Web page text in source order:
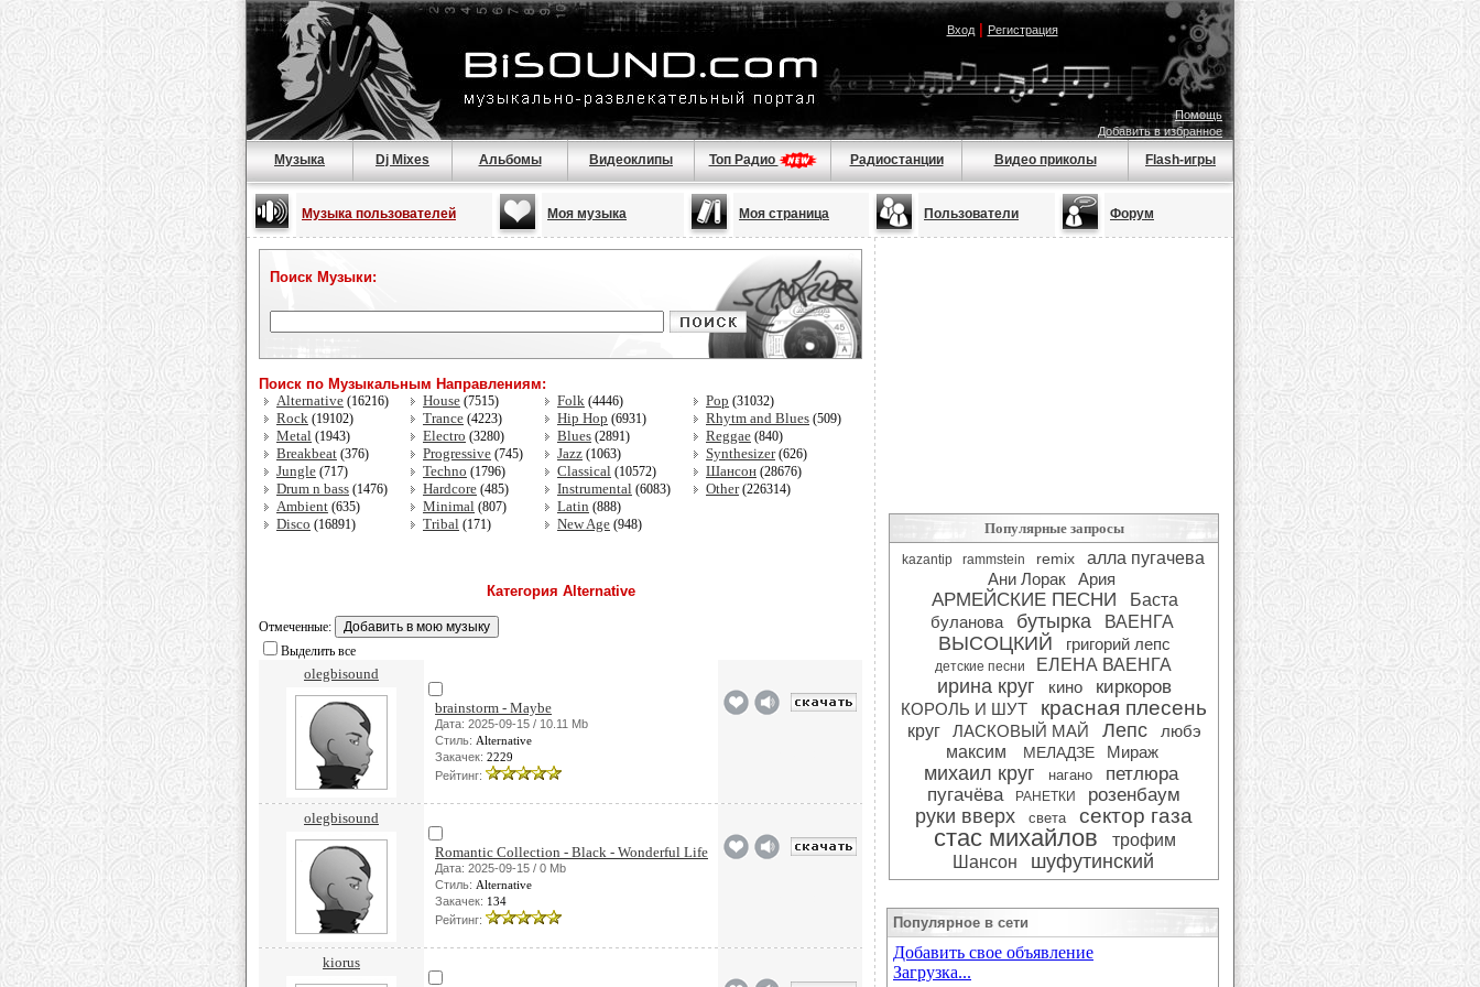
Вход| Регистрация
Помощь
Добавить в избранное
Музыка Dj Mixes Альбомы Видеоклипы Топ Радио Радиостанции Видео приколы Flash-игры
Музыка пользователей Моя музыка Моя страница Пользователи Форум
Поиск Музыки:
Поиск по Музыкальным Направлениям:
Alternative (16216) House (7515) Folk (4446) Pop (31032)
Rock (19102) Trance (4223) Hip Hop (6931) Rhytm and Blues (509)
Metal (1943) Electro (3280) Blues (2891) Reggae (840)
Breakbeat (376) Progressive (745) Jazz (1063) Synthesizer(626)
Jungle (717) Techno (1796) Classical (10572) Шансон (28676)
Drum n bass (1476) Hardcore (485) Instrumental (6083) Other(226314)
Ambient (635) Minimal (807) Latin (888)
Disco (16891) Tribal (171) New Age (948)
Категория Alternative
Отмеченные:
Выделить все
olegbisound
brainstorm - Maybe
Дата: 2025-09-15 / 10.11 Mb
Стиль: Alternative
Закачек: 2229
Рейтинг:
olegbisound
Romantic Collection - Black - Wonderful Life
Дата: 2025-09-15 / 0 Mb
Стиль: Alternative
Закачек: 134
Рейтинг:
kiorus
Популярные запросы
kazantip rammstein remix
алла пугачева
Ани Лорак
Ария
АРМЕЙСКИЕ ПЕСНИ
Баста
буланова
бутырка ВАЕНГА
ВЫСОЦКИЙ григорий лепс
детские песни ЕЛЕНА ВАЕНГА
ирина круг кино киркоров
КОРОЛЬ И ШУТ красная плесень
круг ЛАСКОВЫЙ МАЙ Лепс
любэ
максим
МЕЛАДЗЕ Мираж
михаил круг нагано
петлюра
пугачёва
РАНЕТКИ розенбаум
руки вверх света сектор газа
стас михайлов
трофим
Шансон
шуфутинский
Популярное в сети